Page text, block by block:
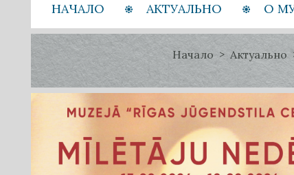
НАЧАЛО АКТУАЛЬНО О
Начало Актуально